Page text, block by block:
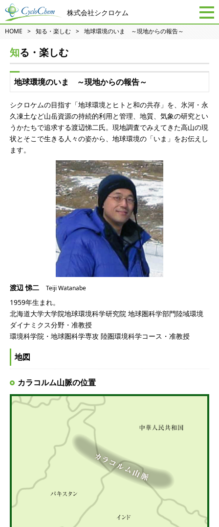
株式会社シクロケム
HOME 知る・楽しむ 地球環境のいま ～現地からの報告～
知る・楽しむ
地球環境のいま ～現地からの報告～
シクロケムの目指す「地球環境とヒトと和の共存」を、氷河・永
久凍土など山岳資源の持続的利用と管理、地質、気象の研究とい
うかたちで追求する渡辺悌二氏。現地調査でみえてきた高山の現
状とそこで生きる人々の姿から、地球環境の「いま」をお伝えし
ます。
渡辺 悌二 Teiji Watanabe
1959年生まれ。
北海道大学大学院地球環境科学研究院 地球圏科学部門陸域環境
ダイナミクス分野・准教授
環境科学院・地球圏科学専攻 陸圏環境科学コース・准教授
地図
カラコルム山脈の位置